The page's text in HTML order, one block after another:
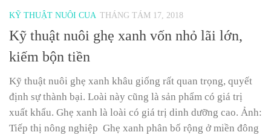
KỸ THUẬT NUÔI CUA THÁNG TÁM 17, 2018
Kỹ thuật nuôi ghẹ xanh vốn nhỏ lãi lớn,
kiếm bộn tiền
Kỹ thuật nuôi ghẹ xanh khâu giống rất quan trọng, quyết
định sự thành bại. Loài này cũng là sản phẩm có giá trị
xuất khẩu. Ghẹ xanh là loài có giá trị dinh dưỡng cao. Ảnh:
Tiếp thị nông nghiệp Ghẹ xanh phân bố rộng ở miền đông